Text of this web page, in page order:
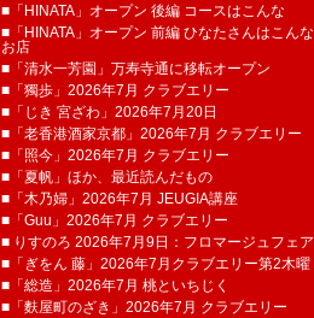
■「HINATA」オープン 後編 コースはこんな
■「HINATA」オープン 前編 ひなたさんはこんな
お店
■「清水一芳園」万寿寺通に移転オープン
■「獨歩」2026年7月 クラブエリー
■「じき 宮ざわ」2026年7月20日
■「老香港酒家京都」2026年7月 クラブエリー
■「照今」2026年7月 クラブエリー
■「夏帆」ほか、最近読んだもの
■「木乃婦」2026年7月 JEUGIA講座
■「Guu」2026年7月 クラブエリー
■ りすのろ 2026年7月9日：フロマージュフェア
■「ぎをん 藤」2026年7月クラブエリー第2木曜
■「総造」2026年7月 桃といちじく
■「麩屋町のざき」2026年7月 クラブエリー